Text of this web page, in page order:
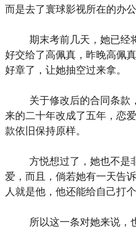
而是去了寰球影视所在的办公
期末考前几天，她已经
好交给了高佩真，昨晚高佩
好章了，让她抽空过来拿。
关于修改后的合同条款
来的二十年改成了五年，恋
款依旧保持原样。
方悦想过了，她也不是
爱，而且，倘若她有一天告
人就是他，他还能给自己打个
所以这一条对她来说，也